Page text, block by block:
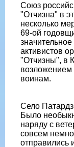
Союз
"Отчизна" в
несколько
69-ой
активистов
"Отчизны", в
возложением
воинам.
Село
Было
наряду с
совсем
отправились